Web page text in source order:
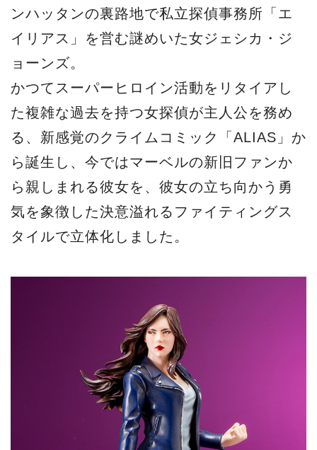
ンハッタンの裏路地で私立探偵事務所「エ
イリアス」を営む謎めいた女ジェシカ・ジ
ョーンズ。
かつてスーパーヒロイン活動をリタイアし
た複雑な過去を持つ女探偵が主人公を務め
る、新感覚のクライムコミック「ALIAS」か
ら誕生し、今ではマーベルの新旧ファンか
ら親しまれる彼女を、彼女の立ち向かう勇
気を象徴した決意溢れるファイティングス
タイルで立体化しました。